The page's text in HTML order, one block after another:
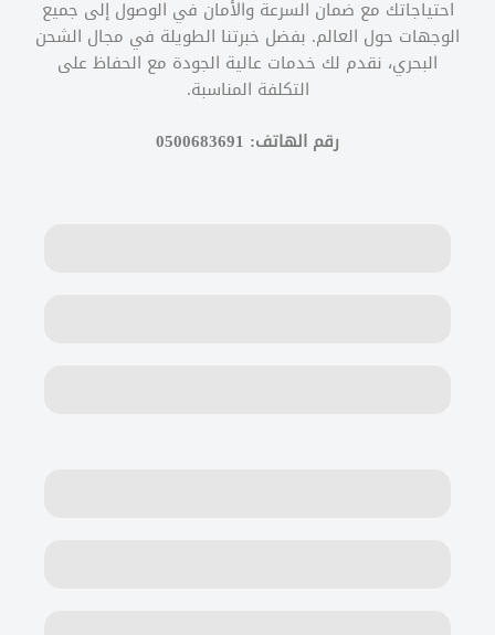
احتياجاتك مع ضمان السرعة والأمان في الوصول إلى جميع
الوجهات حول العالم. بفضل خبرتنا الطويلة في مجال الشحن
البحري، نقدم لك خدمات عالية الجودة مع الحفاظ على
التكلفة المناسبة.
رقم الهاتف: 0500683691